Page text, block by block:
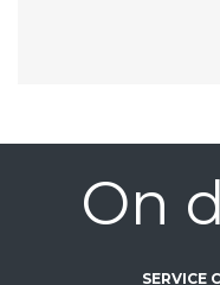
On
SERVICE